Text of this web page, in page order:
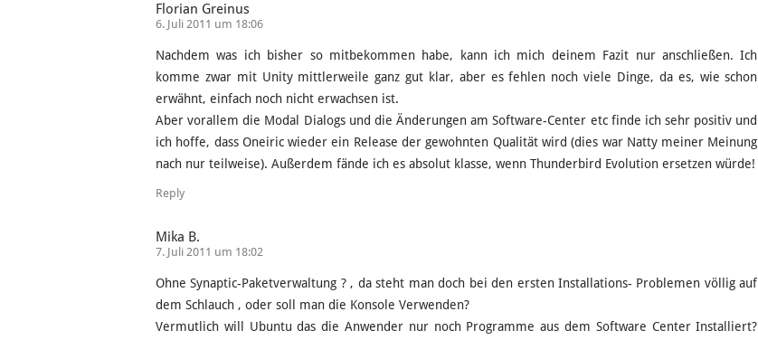
Florian Greinus
6. Juli 2011 um 18:06
Nachdem was ich bisher so mitbekommen habe, kann ich mich deinem Fazit nur anschließen. Ich
komme zwar mit Unity mittlerweile ganz gut klar, aber es fehlen noch viele Dinge, da es, wie schon
erwähnt, einfach noch nicht erwachsen ist.
Aber vorallem die Modal Dialogs und die Änderungen am Software-Center etc finde ich sehr positiv und
ich hoffe, dass Oneiric wieder ein Release der gewohnten Qualität wird (dies war Natty meiner Meinung
nach nur teilweise). Außerdem fände ich es absolut klasse, wenn Thunderbird Evolution ersetzen würde!
Reply
Mika B.
7. Juli 2011 um 18:02
Ohne Synaptic-Paketverwaltung ? , da steht man doch bei den ersten Installations- Problemen völlig auf
dem Schlauch , oder soll man die Konsole Verwenden?
Vermutlich will Ubuntu das die Anwender nur noch Programme aus dem Software Center Installiert?